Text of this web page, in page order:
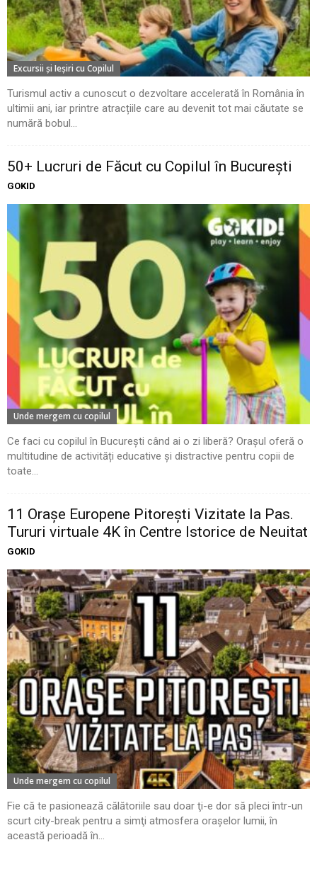
Excursii şi Ieşiri cu Copilul
Turismul activ a cunoscut o dezvoltare accelerată în România în
ultimii ani, iar printre atracțiile care au devenit tot mai căutate se
numără bobul...
50+ Lucruri de Făcut cu Copilul în București
GOKID
Unde mergem cu copilul
Ce faci cu copilul în București când ai o zi liberă? Orașul oferă o
multitudine de activități educative și distractive pentru copii de
toate...
11 Oraşe Europene Pitoreşti Vizitate la Pas.
Tururi virtuale 4K în Centre Istorice de Neuitat
GOKID
Unde mergem cu copilul
Fie că te pasionează călătoriile sau doar ţi-e dor să pleci într-un
scurt city-break pentru a simţi atmosfera oraşelor lumii, în
această perioadă în...